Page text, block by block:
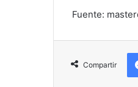
Fuente:
Compartir